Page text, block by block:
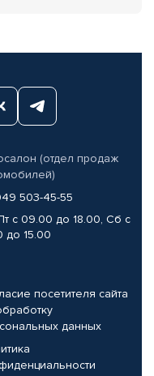
(отдел продаж
503-45-55
с 09.00 до 18.00, Сб с
до 15.00
посетителя сайта
данных